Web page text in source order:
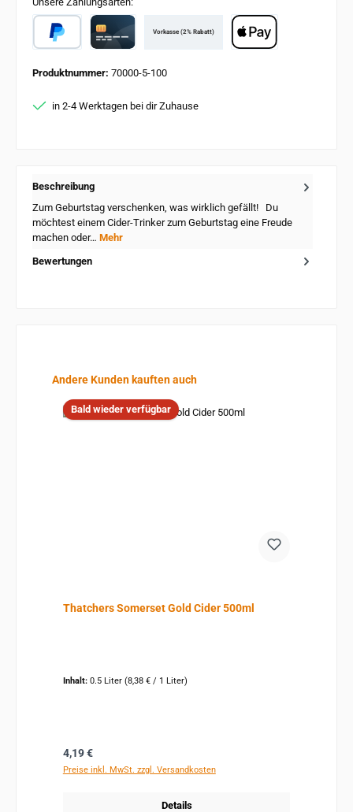
Vorkasse (2% Rabatt)
Produktnummer: 70000-5-100
in 2-4 Werktagen bei dir Zuhause
Beschreibung
Zum Geburtstag verschenken, was wirklich gefällt! Du
möchtest einem Cider-Trinker zum Geburtstag eine Freude
machen oder… Mehr
Bewertungen
Produktgalerie überspringen
Andere Kunden kauften auch
Bald wieder verfügbar
Thatchers Somerset Gold Cider 500ml
Inhalt: 0.5 Liter (8,38 € / 1 Liter)
Regulärer Preis:
4,19 €
Preise inkl. MwSt. zzgl. Versandkosten
Details